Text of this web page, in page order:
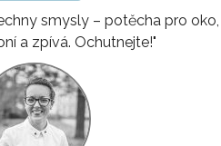
smysly – potěcha pro oko,
a zpívá. Ochutnejte!"